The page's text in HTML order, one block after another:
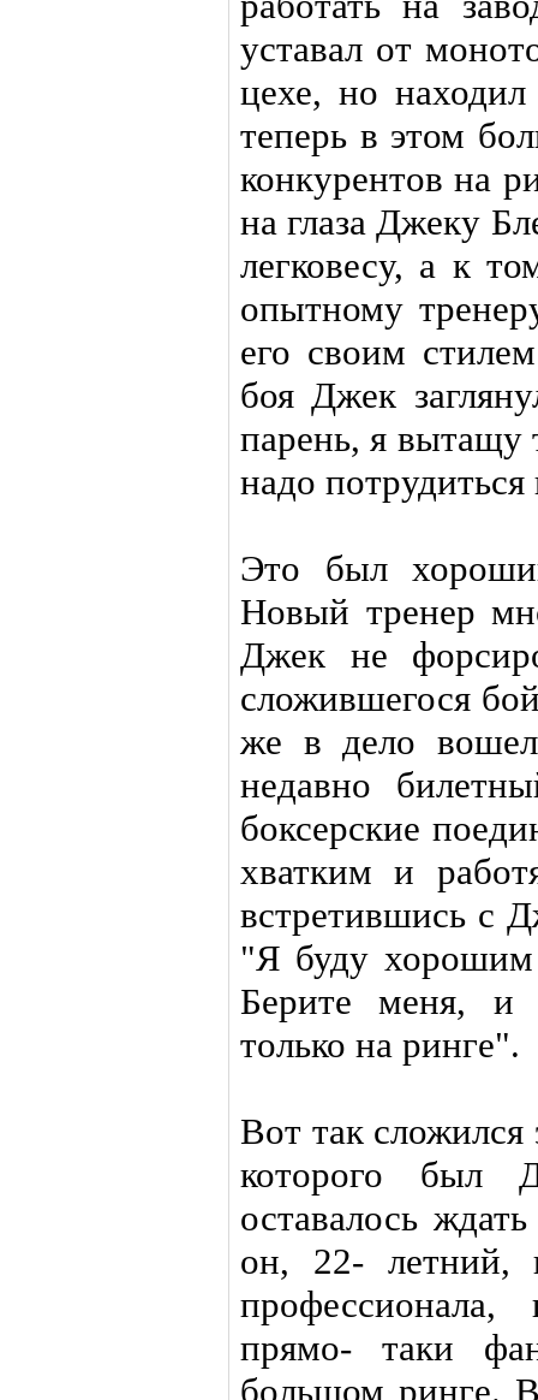
уставал от
цехе, но
теперь в этом
конкурентов на
на глаза Джеку
легковесу, а к
опытному
его своим
боя Джек
парень, я вытащу
надо
Это был
Новый тренер
Джек не
сложившегося
же в дело
недавно
боксерские
хватким и
встретившись с
"Я буду
Берите меня, и
только на ринге".
Вот так сложился
которого был
оставалось
он, 22- летний,
прямо- таки
большом ринге.